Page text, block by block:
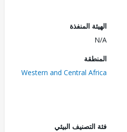
الهيئة المنفذة
Western and Central Africa
فئة التصنيف البيئي